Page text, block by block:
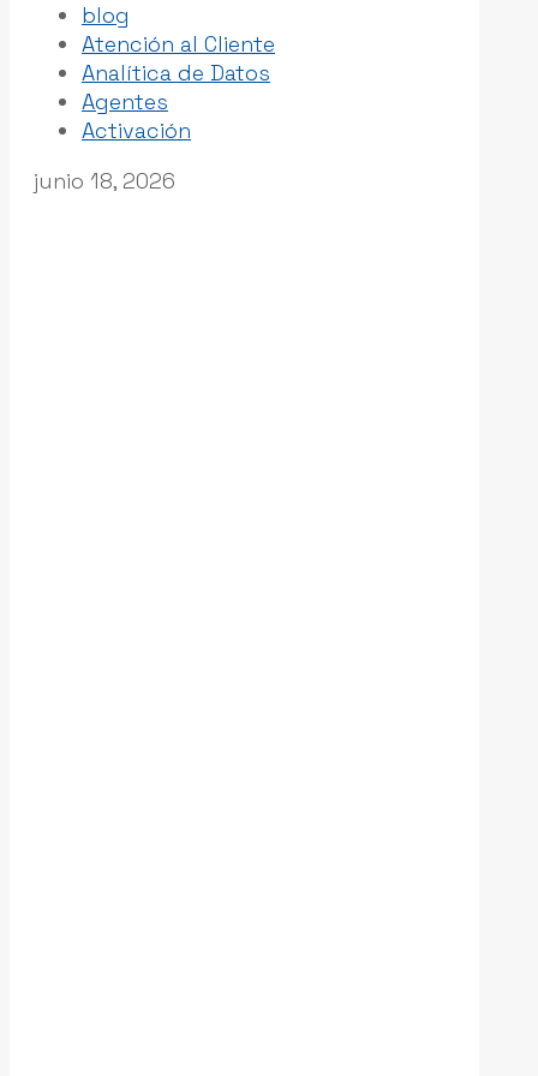
blog
Atención al Cliente
Analítica de Datos
Agentes
Activación
junio 18, 2026